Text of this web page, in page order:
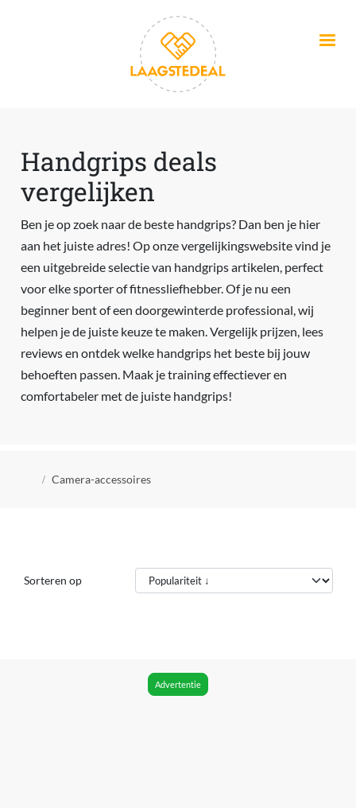
Handgrips deals
vergelijken
Ben je op zoek naar de beste handgrips? Dan ben je hier
aan het juiste adres! Op onze vergelijkingswebsite vind je
een uitgebreide selectie van handgrips artikelen, perfect
voor elke sporter of fitnessliefhebber. Of je nu een
beginner bent of een doorgewinterde professional, wij
helpen je de juiste keuze te maken. Vergelijk prijzen, lees
reviews en ontdek welke handgrips het beste bij jouw
behoeften passen. Maak je training effectiever en
comfortabeler met de juiste handgrips!
Kruimelpad
Camera-accessoires
Sorteren op
Advertentie